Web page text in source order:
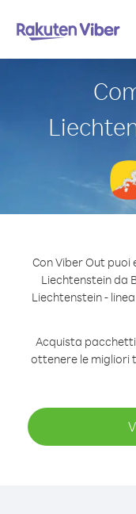
Con Viber Out
Liechtenstein da
Liechtenstein -
Acquista
ottenere le migliori